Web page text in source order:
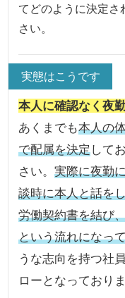
てどのように決定さ
さい。
実態はこうです
本人に確認なく夜
あくまでも本人の
で配属を決定して
さい。実際に夜勤
談時に本人と話を
労働契約書を結び
という流れになっ
うな志向を持つ社
ローとなっており